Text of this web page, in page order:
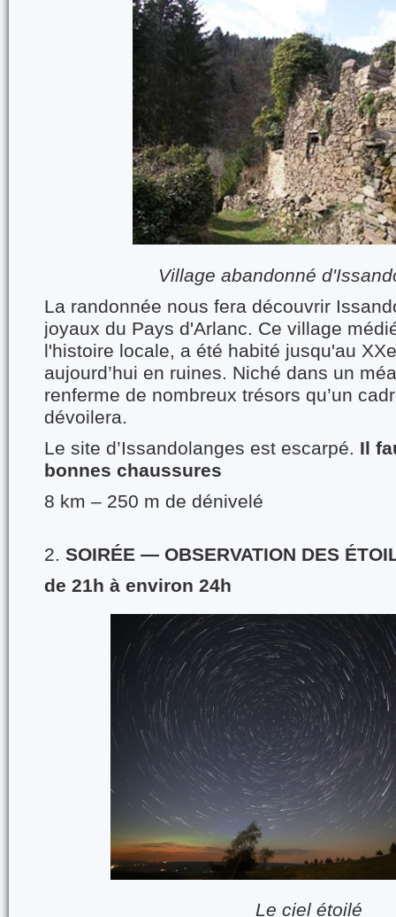
Village abandonné
La randonnée nous fera découvrir
joyaux du Pays d'Arlanc. Ce village
l'histoire locale, a été habité jusqu'au
aujourd’hui en ruines. Niché dans un
renferme de nombreux trésors qu’un
dévoilera.
Le site d’Issandolanges est escarpé. Il
bonnes chaussures
8 km – 250 m de dénivelé
2. SOIRÉE — OBSERVATION DES
de 21h à environ 24h
Le ciel étoilé